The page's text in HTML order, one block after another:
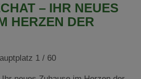
– IHR NEUES
HERZEN DER
1 / 60